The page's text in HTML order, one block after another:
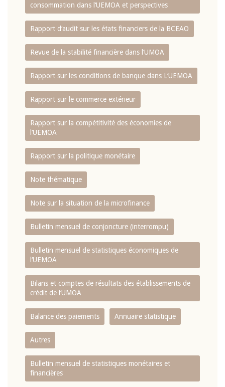
consommation dans l‘UEMOA et perspectives
Rapport d‘audit sur les états financiers de la BCEAO
Revue de la stabilité financière dans l‘UMOA
Rapport sur les conditions de banque dans L‘UEMOA
Rapport sur le commerce extérieur
Rapport sur la compétitivité des économies de
l‘UEMOA
Rapport sur la politique monétaire
Note thématique
Note sur la situation de la microfinance
Bulletin mensuel de conjoncture (interrompu)
Bulletin mensuel de statistiques économiques de
l‘UEMOA
Bilans et comptes de résultats des établissements de
crédit de l‘UMOA
Balance des paiements Annuaire statistique
Autres
Bulletin mensuel de statistiques monétaires et
financières